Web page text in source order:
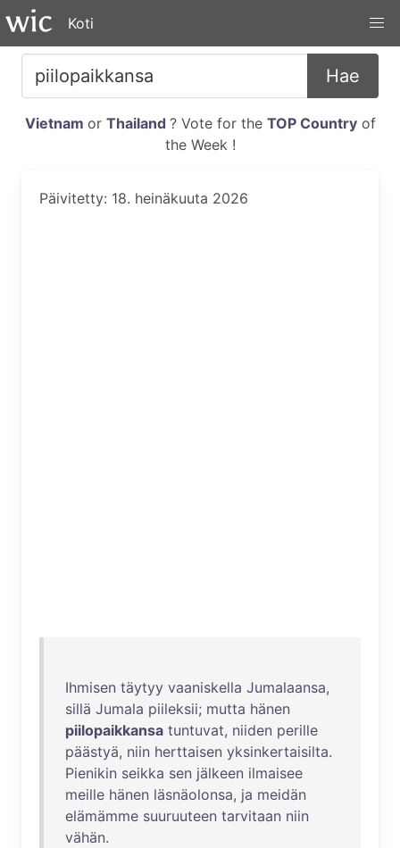
Koti
Hae
Vietnam or Thailand ? Vote for the TOP Countryof
the Week !
Päivitetty: 18. heinäkuuta 2026
Ihmisen täytyy vaaniskella Jumalaansa,
sillä Jumala piileksii; mutta hänen
piilopaikkansa tuntuvat, niiden perille
päästyä, niin herttaisen yksinkertaisilta.
Pienikin seikka sen jälkeen ilmaisee
meille hänen läsnäolonsa, ja meidän
elämämme suuruuteen tarvitaan niin
vähän.